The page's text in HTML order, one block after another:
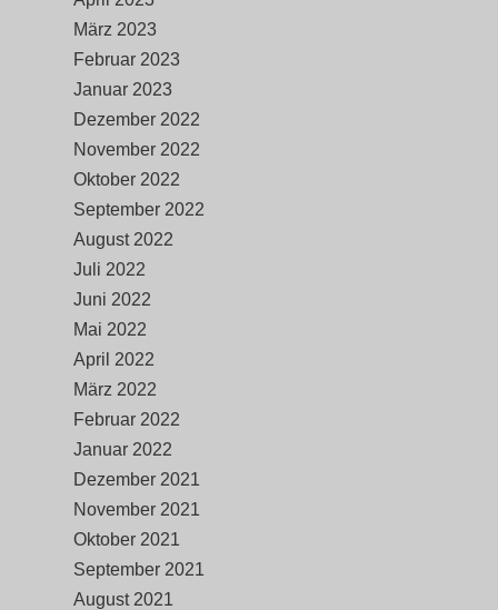
März 2023
Februar 2023
Januar 2023
Dezember 2022
November 2022
Oktober 2022
September 2022
August 2022
Juli 2022
Juni 2022
Mai 2022
April 2022
März 2022
Februar 2022
Januar 2022
Dezember 2021
November 2021
Oktober 2021
September 2021
August 2021